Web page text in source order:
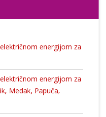
energijom za
energijom za
Medak, Papuča,